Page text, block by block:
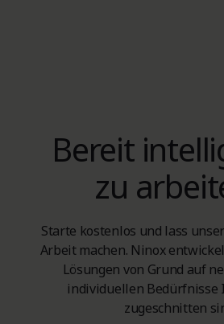
Bereit
zu
Starte kostenlos und lass
Arbeit machen. Ninox
Lösungen von Grund auf
individuellen Bedürfnisse
zugeschnitten